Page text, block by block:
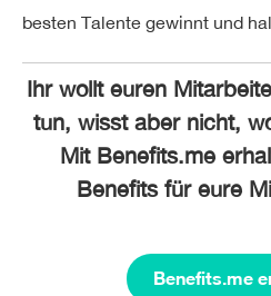
besten Talente gewinnt und
Ihr wollt euren
tun, wisst aber nicht,
Mit Benefits.me
Benefits für eure
Benefits.me